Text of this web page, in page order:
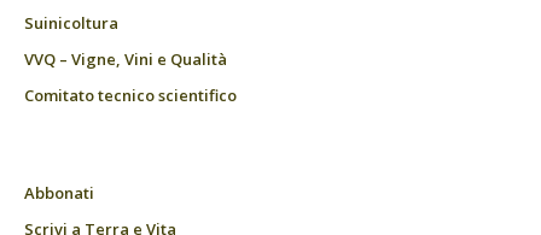
Suinicoltura
VVQ – Vigne, Vini e Qualità
Comitato tecnico scientifico
Abbonati
Scrivi a Terra e Vita